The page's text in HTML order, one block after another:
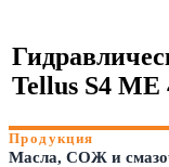
Tellus S4 ME
Продукция
Масла, СОЖ и